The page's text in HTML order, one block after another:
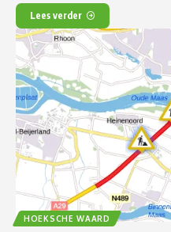
Lees verder
HOEKSCHE WAARD